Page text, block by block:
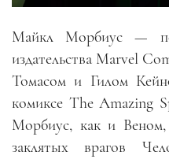
Майкл Морбиус —
издательства Marvel
Томасом и Гилом
комиксе The Amazing
Морбиус, как и
заклятых врагов